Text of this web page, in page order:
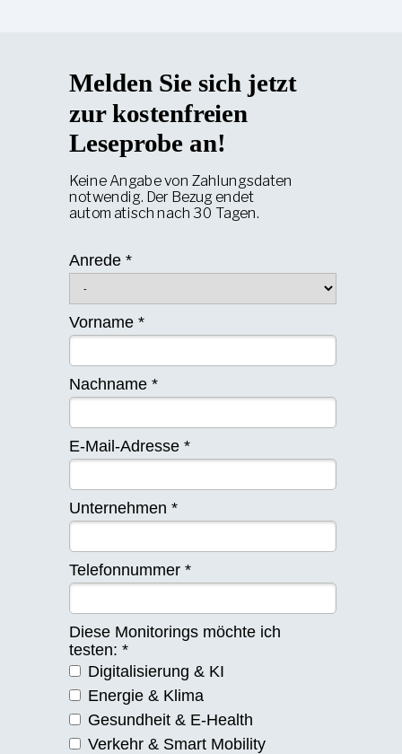
Anrede *
Vorname *
Nachname *
E-Mail-Adresse *
Unternehmen *
Telefonnummer *
Diese Monitorings möchte ich
testen: *
Digitalisierung & KI
Energie & Klima
Gesundheit & E-Health
Verkehr & Smart Mobility
Keine Angabe von Zahlungsdaten
notwendig. Der Bezug endet
automatisch nach 30 Tagen.
Melden Sie sich jetzt
zur kostenfreien
Leseprobe an!